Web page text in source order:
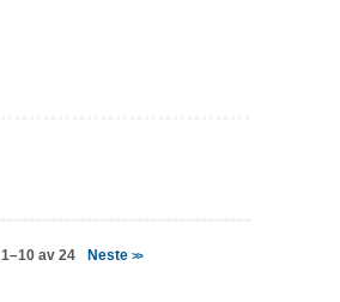
1–10 av 24 Neste>>